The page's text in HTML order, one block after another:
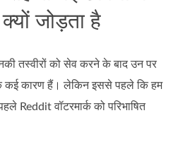
क्यों जोड़ता है
तस्वीरों को सेव करने के बाद उन पर
कई कारण हैं। लेकिन इससे पहले कि हम
Reddit वॉटरमार्क को परिभाषित